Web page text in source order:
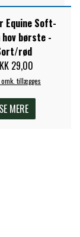
Equine Soft-
hov børste -
rød
29,00
omk. tillægges
SE MERE